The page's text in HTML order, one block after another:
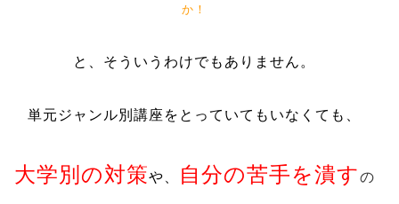
か！
と、そういうわけでもありません。
単元ジャンル別講座をとっていてもいなくても、
大学別の対策や、 自分の苦手を潰すの